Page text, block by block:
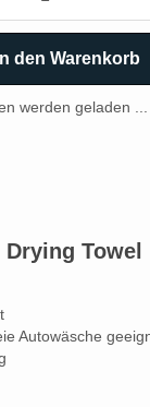
In den Warenkorb
werden geladen ...
Towel
Autowäsche